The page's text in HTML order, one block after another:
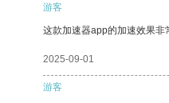
游客
这款加速器app的加速效果非
2025-09-01
游客